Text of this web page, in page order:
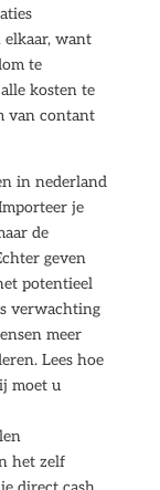
want
te
kosten te
van contant
in nederland
je
de
geven
potentieel
verwachting
meer
Lees hoe
moet u
het zelf